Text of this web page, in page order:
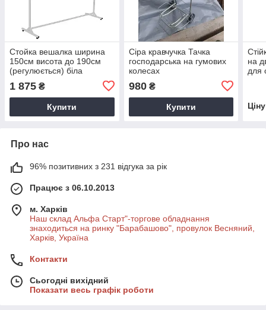
Стойка вешалка ширина
150см висота до 190см
(регулюється) біла
металева на ножках для
продажу одягу
1 875 ₴
Купити
Сіра кравчучка Тачка
господарська на гумових
колесах
980₴
Купити
на
для
Про нас
96% позитивних з 231 відгука за рік
Працює з 06.10.2013
м. Харків
Наш склад Альфа Старт"-торгове обладнання
знаходиться на ринку "Барабашово", провулок Весняний,
Харків, Україна
Контакти
Сьогодні вихідний
Показати весь графік роботи